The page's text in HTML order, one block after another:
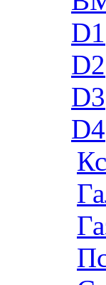
D1
D2
D3
D4